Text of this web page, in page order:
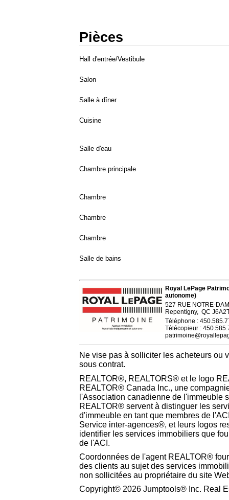
Pièces
Hall d'entrée/Vestibule
Salon
Salle à dîner
Cuisine
Salle d'eau
Chambre principale
Chambre
Chambre
Chambre
Salle de bains
Royal LePage
autonome)
527 RUE NOTRE-
Repentigny, QC
Téléphone :
Télécopieur :
Ne vise pas à solliciter les acheteurs ou
sous contrat.
REALTOR®, REALTORS® et le logo
REALTOR® Canada Inc., une
l'Association canadienne de l'immeuble
REALTOR® servent à distinguer les
d'immeuble en tant que membres de
Service inter-agences®, et leurs logos
identifier les services immobiliers que
de l'ACI.
Coordonnées de l'agent REALTOR®
des clients au sujet des services
non sollicitées au propriétaire du site
Copyright© 2026 Jumptools® Inc. Real